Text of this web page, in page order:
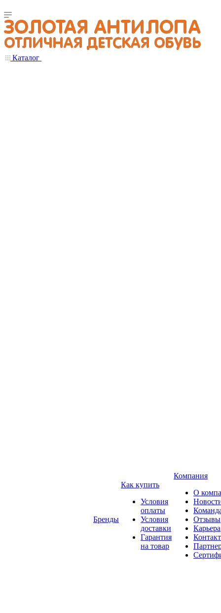
Каталог
Бренды
Как купить
Условия
оплаты
Условия
доставки
Гарантия
на товар
Компания
О
Отзывы
Карьера